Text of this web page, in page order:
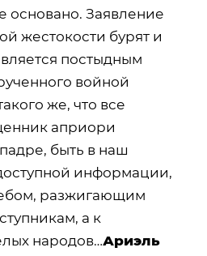
основано. Заявление
жестокости бурят и
постыдным
войной
же, что все
априори
быть в наш
информации,
разжигающим
а к
народов…Ариэль